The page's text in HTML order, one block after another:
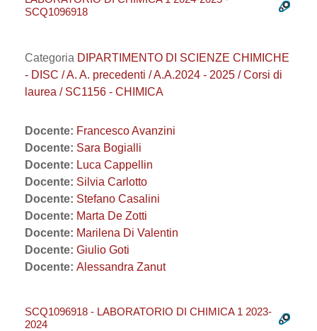
SCQ1096918
Categoria DIPARTIMENTO DI SCIENZE CHIMICHE
- DISC / A. A. precedenti / A.A.2024 - 2025 / Corsi di
laurea / SC1156 - CHIMICA
Docente: Francesco Avanzini
Docente: Sara Bogialli
Docente: Luca Cappellin
Docente: Silvia Carlotto
Docente: Stefano Casalini
Docente: Marta De Zotti
Docente: Marilena Di Valentin
Docente: Giulio Goti
Docente: Alessandra Zanut
SCQ1096918 - LABORATORIO DI CHIMICA 1 2023-
2024